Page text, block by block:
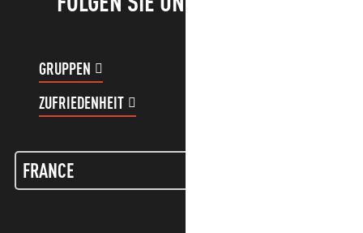
GRUPPEN
ZUFRIEDENHEIT